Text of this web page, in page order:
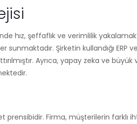
hız, şeffaflık ve verimlilik
Şirketin kullandığı ERP
Ayrıca, yapay zeka ve büyük
Firma, müşterilerin farklı